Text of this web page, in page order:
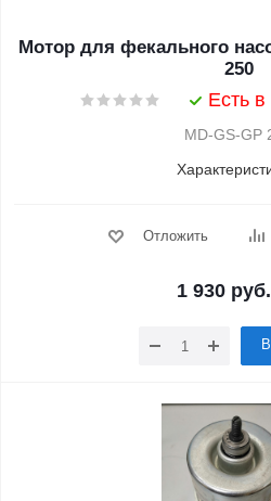
Мотор для фекального
250
Есть
MD-GS-GP
Отложить
1 930руб.